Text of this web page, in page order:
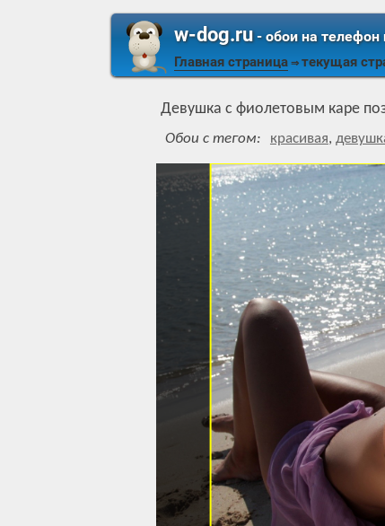
w-dog.ru- обои на телефон
Главная страница ⇒ текущая
Девушка с фиолетовым каре
Обои с тегом: красивая,